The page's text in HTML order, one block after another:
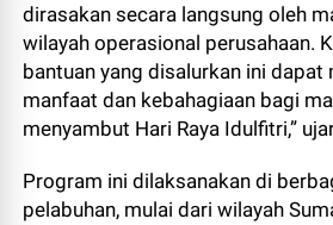
dirasakan secara langsung oleh
wilayah operasional perusahaan.
bantuan yang disalurkan ini dapat
manfaat dan kebahagiaan bagi
menyambut Hari Raya Idulfitri,”
Program ini dilaksanakan di
pelabuhan, mulai dari wilayah